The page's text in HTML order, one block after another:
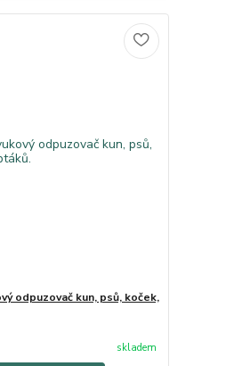
odpuzovač kun, psů, koček,
skladem